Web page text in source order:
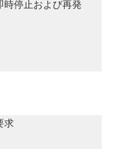
時停止および再発
求